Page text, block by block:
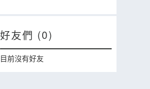
好友們 (0)
目前沒有好友